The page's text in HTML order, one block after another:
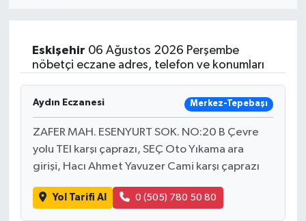
Eskişehir 06 Ağustos 2026 Perşembe
nöbetçi eczane adres, telefon ve konumları
Aydın Eczanesi Merkez-Tepebaşı
ZAFER MAH. ESENYURT SOK. NO:20 B Çevre
yolu TEI karşı çaprazı, SEÇ Oto Yıkama ara
girişi, Hacı Ahmet Yavuzer Cami karşı çaprazı
Yol Tarifi Al 0 (505) 780 50 80
Teknoloji
TRABZONSPOR
Yaşam